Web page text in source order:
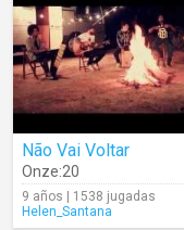
Não Vai Voltar
Onze:20
9 años | 1538 jugadas
Helen_Santana